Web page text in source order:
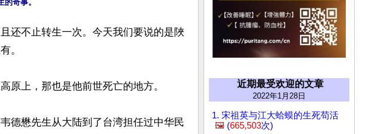
还不止转生一次。今天我们要说的是陜
。
原上，那也是他前世死亡的地方。
德懋先生从大陆到了台湾担任过中华民
近期最受欢迎的文章
2022年1月28日
1. 宋祖英与江大蛤蟆的生死苟活
🖼️ (665,503次)